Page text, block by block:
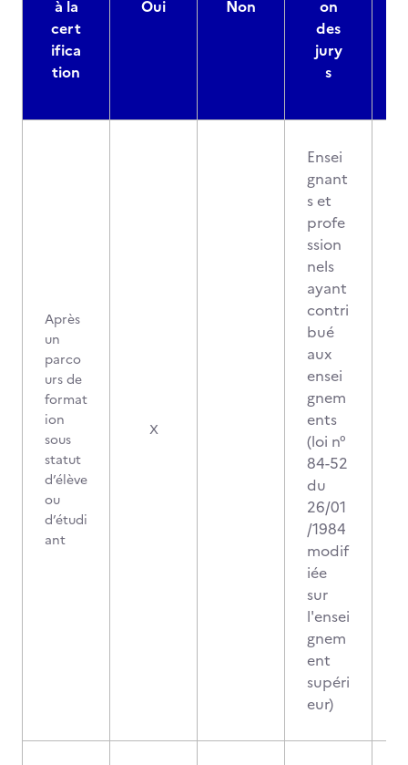
à la
cert
ifica
tion
Oui Non
on
des
jury
s
Après
un
parco
urs de
format
ion
sous
statut
d’élève
ou
d’étudi
ant
X
Ensei
gnant
s et
profe
ssion
nels
ayant
contri
bué
aux
ensei
gnem
ents
(loi n°
84-52
du
26/01
/1984
modif
iée
sur
l'ensei
gnem
ent
supéri
eur)